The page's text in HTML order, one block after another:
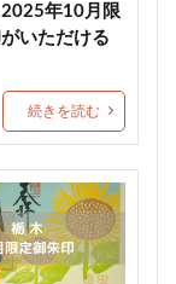
大分
宮
龍馬神社
願
定御朱印
満願成就
年10月限
いただける
続きを読む